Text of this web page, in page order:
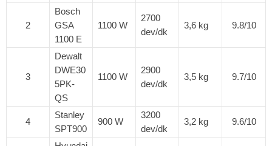
2
Bosch
GSA
1100 E
1100 W
2700
dev/dk
3,6 kg 9.8/10
3
Dewalt
DWE30
5PK-
QS
1100 W
2900
dev/dk
3,5 kg 9.7/10
4
Stanley
SPT900
900 W
3200
dev/dk
3,2 kg 9.6/10